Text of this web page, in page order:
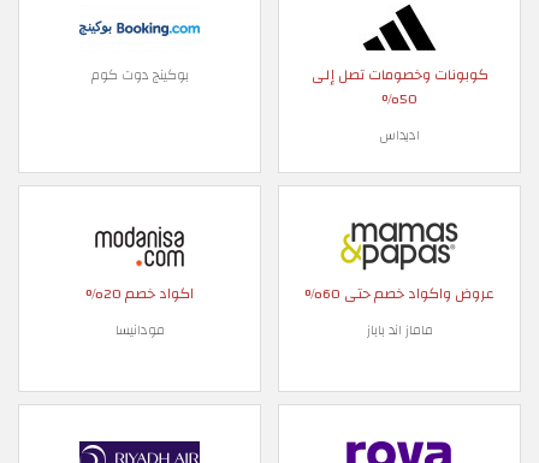
كوبونات وخصومات تصل إلى
50%
اديداس
بوكينج دوت كوم
عروض واكواد خصم حتى 60%
ماماز اند باباز
اكواد خصم 20%
مودانيسا